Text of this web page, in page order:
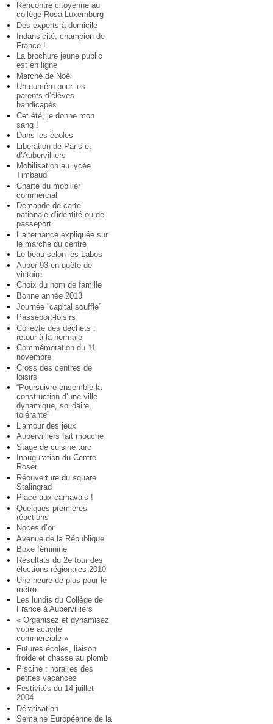
Rencontre citoyenne au
collège Rosa Luxemburg
Des experts à domicile
Indans’cité, champion de
France !
La brochure jeune public
est en ligne
Marché de Noël
Un numéro pour les
parents d’élèves
handicapés.
Cet été, je donne mon
sang !
Dans les écoles
Libération de Paris et
d’Aubervilliers
Mobilisation au lycée
Timbaud
Charte du mobilier
commercial
Demande de carte
nationale d’identité ou de
passeport
L’alternance expliquée sur
le marché du centre
Le beau selon les Labos
Auber 93 en quête de
victoire
Choix du nom de famille
Bonne année 2013
Journée “capital souffle”
Passeport-loisirs
Collecte des déchets :
retour à la normale
Commémoration du 11
novembre
Cross des centres de
loisirs
“Poursuivre ensemble la
construction d’une ville
dynamique, solidaire,
tolérante”
L’amour des jeux
Aubervilliers fait mouche
Stage de cuisine turc
Inauguration du Centre
Roser
Réouverture du square
Stalingrad
Place aux carnavals !
Quelques premières
réactions
Noces d’or
Avenue de la République
Boxe féminine
Résultats du 2e tour des
élections régionales 2010
Une heure de plus pour le
métro
Les lundis du Collège de
France à Aubervilliers
« Organisez et dynamisez
votre activité
commerciale »
Futures écoles, liaison
froide et chasse au plomb
Piscine : horaires des
petites vacances
Festivités du 14 juillet
2004
Dératisation
Semaine Européenne de la